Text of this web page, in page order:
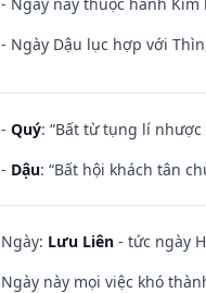
- Ngày Dậu lục hợp với
- Quý: “Bất từ tụng lí
- Dậu: “Bất hội khách tân
Ngày: Lưu Liên - tức ngày
Ngày này mọi việc khó